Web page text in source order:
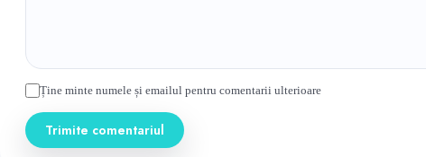
Ține minte numele și emailul pentru comentarii ulterioare
Trimite comentariul